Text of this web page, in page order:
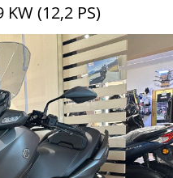
KW (12,2 PS)